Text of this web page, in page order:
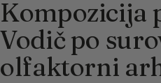
Kompozicija
Vodič po
olfaktorni